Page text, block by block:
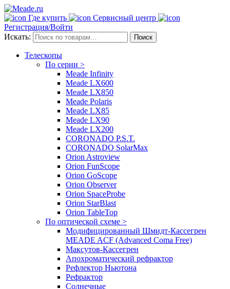
Где купить
Сервисный центр
Регистрация/Войти
Искать:
Поиск
Телескопы
По серии >
Meade Infinity
Meade LX600
Meade LX850
Meade Polaris
Meade LX85
Meade LX90
Meade LX200
CORONADO P.S.T.
CORONADO SolarMax
Orion Astroview
Orion FunScope
Orion GoScope
Orion Observer
Orion SpaceProbe
Orion StarBlast
Orion TableTop
По оптической схеме >
Модифицированный Шмидт-Кассегрен
MEADE ACF (Advanced Coma Free)
Максутов-Кассегрен
Апохроматический рефрактор
Рефлектор Ньютона
Рефрактор
Солнечные